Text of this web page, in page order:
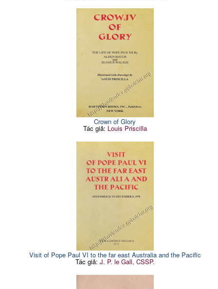
Crown of Glory
Tác giả: Louis Priscilla
Visit of Pope Paul VI to the far east Australia and the Pacific
Tác giả: J. P. le Gall, CSSP.